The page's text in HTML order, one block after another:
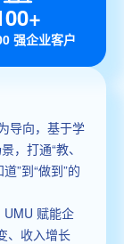
强企业客户
导向，基于学
，打通“教、
”到“做到”的
UMU 赋能企
、收入增长